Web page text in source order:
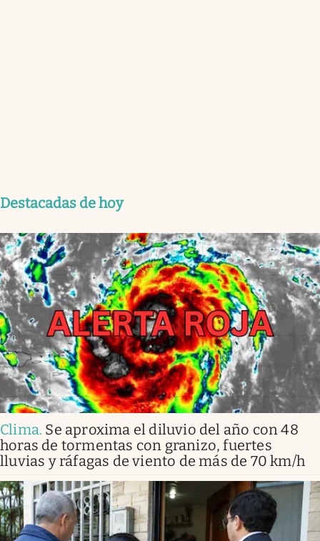
Destacadas de hoy
Clima. Se aproxima el diluvio del año con 48
horas de tormentas con granizo, fuertes
lluvias y ráfagas de viento de más de 70 km/h